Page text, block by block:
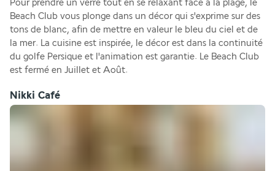
Pour prendre un verre tout en se relaxant face à la plage, le
Beach Club vous plonge dans un décor qui s'exprime sur des
tons de blanc, afin de mettre en valeur le bleu du ciel et de
la mer. La cuisine est inspirée, le décor est dans la continuité
du golfe Persique et l'animation est garantie. Le Beach Club
est fermé en Juillet et Août.
Nikki Café